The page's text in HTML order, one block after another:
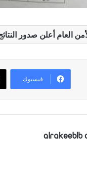
العام أعلن صدور
فيسبوك
alrakeeblb